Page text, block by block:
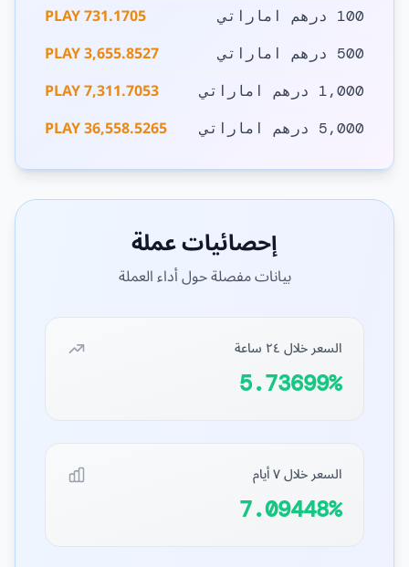
100 درهم اماراتي 731.1705 PLAY
500 درهم اماراتي 3,655.8527 PLAY
1,000 درهم اماراتي 7,311.7053 PLAY
5,000 درهم اماراتي 36,558.5265 PLAY
إحصائيات عملة
بيانات مفصلة حول أداء العملة
السعر خلال ٢٤ ساعة
5.73699%
السعر خلال ٧ أيام
7.09448%